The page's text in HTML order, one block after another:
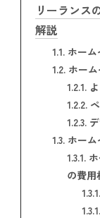
リーランス
解説
1.1.ホーム
1.2.ホーム
1.2.1.よ
1.2.2.ペ
1.2.3.デ
1.3.ホーム
1.3.1.ホ
の費用